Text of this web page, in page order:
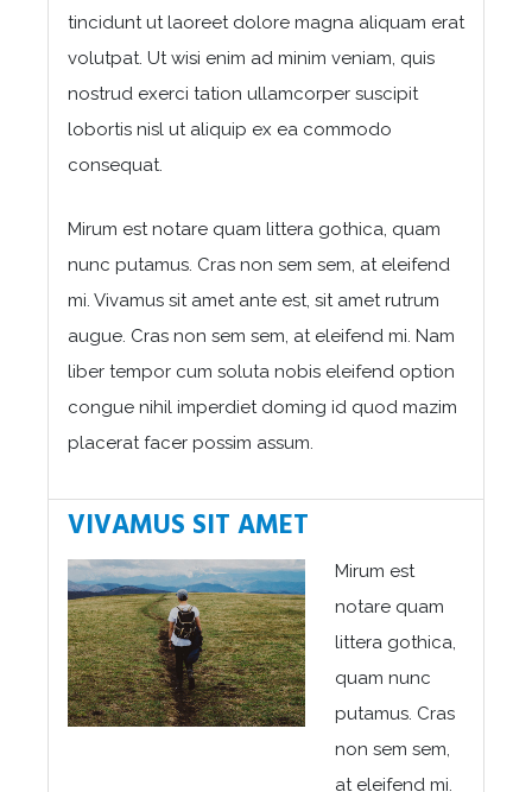
tincidunt ut laoreet dolore magna aliquam erat
volutpat. Ut wisi enim ad minim veniam, quis
nostrud exerci tation ullamcorper suscipit
lobortis nisl ut aliquip ex ea commodo
consequat.
Mirum est notare quam littera gothica, quam
nunc putamus. Cras non sem sem, at eleifend
mi. Vivamus sit amet ante est, sit amet rutrum
augue. Cras non sem sem, at eleifend mi. Nam
liber tempor cum soluta nobis eleifend option
congue nihil imperdiet doming id quod mazim
placerat facer possim assum.
VIVAMUS SIT AMET
Mirum est
notare quam
littera gothica,
quam nunc
putamus. Cras
non sem sem,
at eleifend mi.